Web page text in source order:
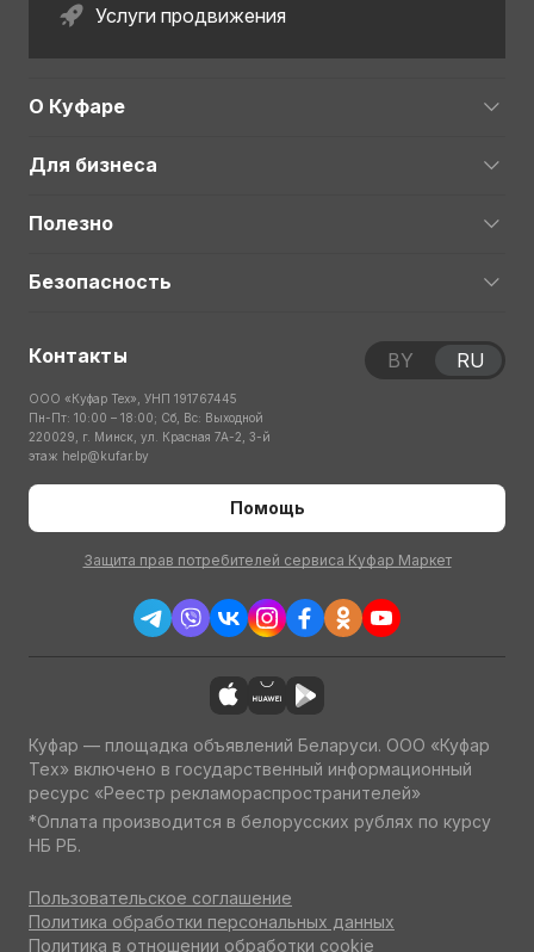
Услуги продвижения
О Куфаре
Для бизнеса
Полезно
Безопасность
Контакты
ООО «Куфар Тех», УНП 191767445
Пн-Пт: 10:00 – 18:00; Сб, Вс: Выходной
220029, г. Минск, ул. Красная 7А-2, 3-й
этаж help@kufar.by
Помощь
Защита прав потребителей сервиса Куфар Маркет
BY RU
Куфар — площадка объявлений Беларуси. ООО «Куфар
Тех» включено в государственный информационный
ресурс «Реестр рекламораспространителей»
*Оплата производится в белорусских рублях по курсу
НБ РБ.
Пользовательское соглашение
Политика обработки персональных данных
Политика в отношении обработки cookie